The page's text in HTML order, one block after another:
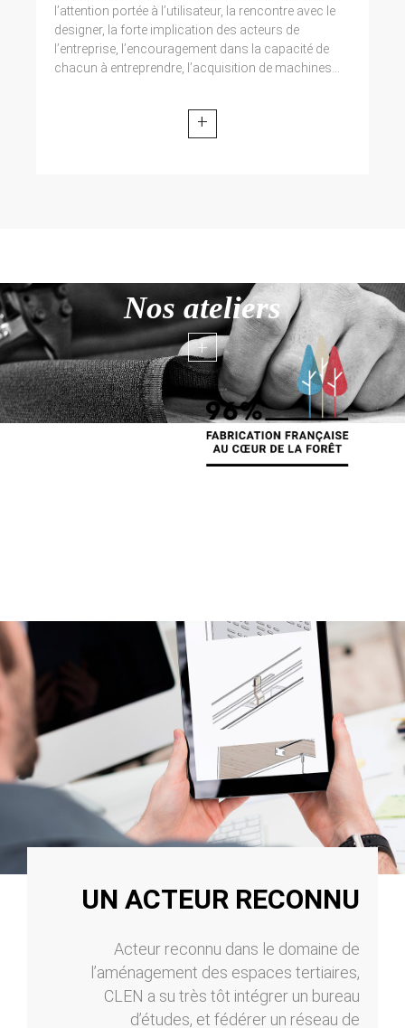
l’attention portée à l’utilisateur, la rencontre avec le
designer, la forte implication des acteurs de
l’entreprise, l’encouragement dans la capacité de
chacun à entreprendre, l’acquisition de machines...
+
Nos ateliers
+
UN ACTEUR RECONNU
Acteur reconnu dans le domaine de
l’aménagement des espaces tertiaires,
CLEN a su très tôt intégrer un bureau
d’études, et fédérer un réseau de